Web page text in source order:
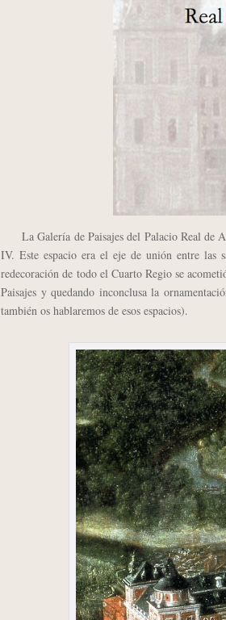
La Galería de Paisajes del Palacio Real de
IV. Este espacio era el eje de unión entre las
redecoración de todo el Cuarto Regio se
Paisajes y quedando inconclusa la
también os hablaremos de esos espacios).